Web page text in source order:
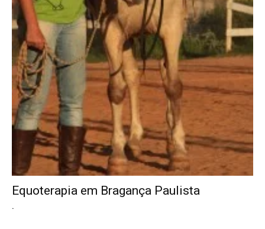
Equoterapia em Bragança Paulista
.